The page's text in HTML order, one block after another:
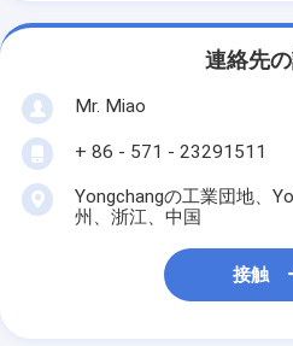
連絡先
Mr. Miao
+ 86 - 571 - 23291511
Yongchangの工業団地、
州、浙江、中国
接触